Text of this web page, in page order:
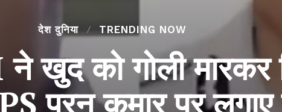
देश दुनिया TRENDING NOW
ने खुद को गोली
पूरन कुमार पर लगाए